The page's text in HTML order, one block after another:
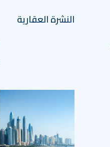
النشرة العقارية